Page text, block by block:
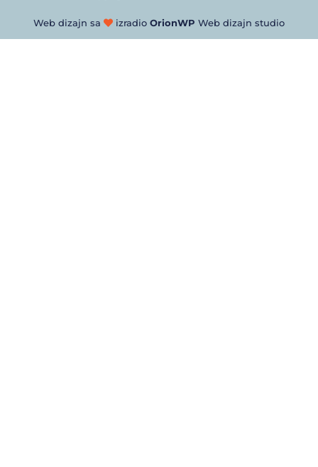
Web dizajn sa izradio OrionWP Web dizajn studio